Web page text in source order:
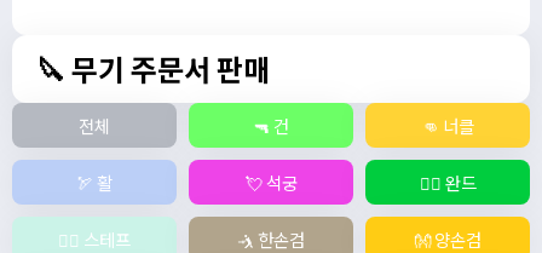
🔪 무기 주문서 판매
전체 🔫 건 👊 너클
🏹 활 💘 석궁 🧙‍♀️ 완드
🧚‍♂️ 스테프 🤺 한손검 👐 양손검